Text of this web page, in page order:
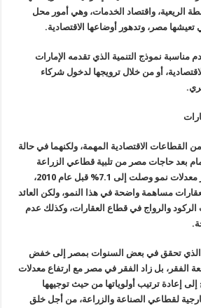
الريعية، واقتصاد الخدمات، وهي أمور محل
مصر، وتدهور أوضاعها الاقتصادية.
مناسبة نموذج التنمية الذي تقدمه الإمارات
أو من خلال ترويجها لدخول شركاء
.
القطاعات الاقتصادية المهمة، ولكنهما في حالة
بعد حاجات مصر من تلبية قطاعي الزراعة
والصناعة، فقد حققت مصر معدلات نمو وصلت إلى 7.1% قبل عام 2010،
مساهمة واضحة في هذا النمو، ولكن العائد
والرواج في قطاع العقارات، وكذلك عدم
.
الذي تحقق في بعض السنوات بمصر إلى خفض
الفقر، بل زاد الفقر في مصر مع ارتفاع معدلات
إلى إعادة ترتيب أولوياتها من حيث توجيهها
لقطاعي الصناعة والزراعة، من أجل خلق